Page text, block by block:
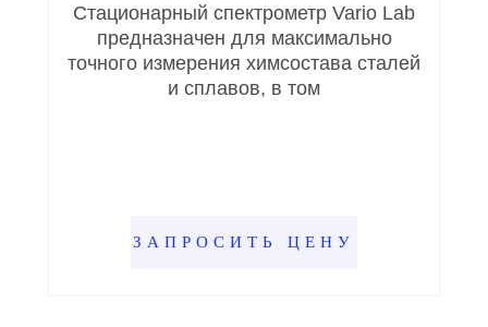
Стационарный спектрометр Vario Lab
предназначен для максимально
точного измерения химсостава сталей
и сплавов, в том
ЗАПРОСИТЬ ЦЕНУ